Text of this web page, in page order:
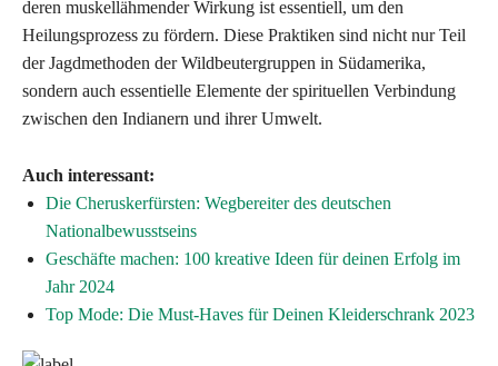
deren muskellähmender Wirkung ist essentiell, um den
Heilungsprozess zu fördern. Diese Praktiken sind nicht nur Teil
der Jagdmethoden der Wildbeutergruppen in Südamerika,
sondern auch essentielle Elemente der spirituellen Verbindung
zwischen den Indianern und ihrer Umwelt.
Auch interessant:
Die Cheruskerfürsten: Wegbereiter des deutschen
Nationalbewusstseins
Geschäfte machen: 100 kreative Ideen für deinen Erfolg im
Jahr 2024
Top Mode: Die Must-Haves für Deinen Kleiderschrank 2023